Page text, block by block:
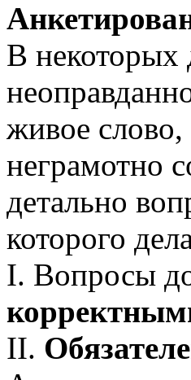
В некоторых
живое
неграмотно
детально
которого
I. Вопросы
II.